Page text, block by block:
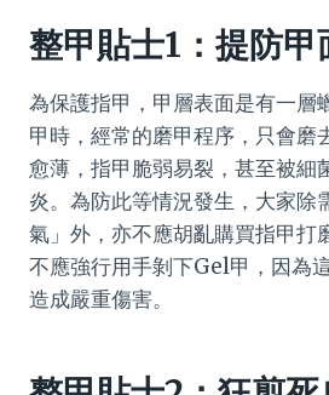
整甲貼士1：提防
為保護指甲，甲層表面是有一層
甲時，經常的磨甲程序，只會磨
愈薄，指甲脆弱易裂，甚至被細
炎。為防此等情況發生，大家除
氣」外，亦不應胡亂購買指甲打
不應強行用手剝下Gel甲，因為
造成嚴重傷害。